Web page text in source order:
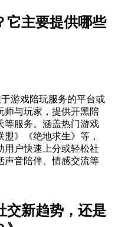
它主要提供哪些
游戏陪玩服务的平台或
师与玩家，提供开黑陪
等服务。涵盖热门游戏
》《绝地求生》等，
用户快速上分或轻松社
声音陪伴、情感交流等
交新趋势，还是